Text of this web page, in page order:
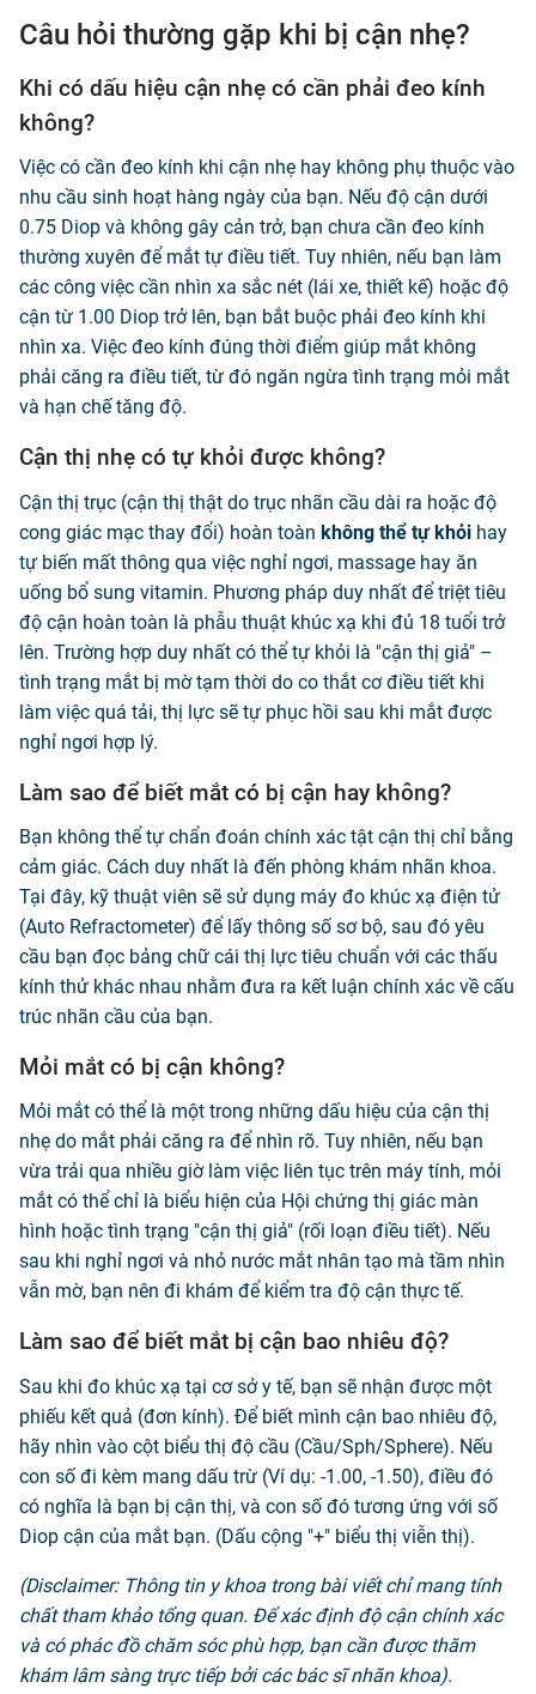
Câu hỏi thường gặp khi bị cận nhẹ?
Khi có dấu hiệu cận nhẹ có cần phải đeo kính
không?
Việc có cần đeo kính khi cận nhẹ hay không phụ thuộc vào
nhu cầu sinh hoạt hàng ngày của bạn. Nếu độ cận dưới
0.75 Diop và không gây cản trở, bạn chưa cần đeo kính
thường xuyên để mắt tự điều tiết. Tuy nhiên, nếu bạn làm
các công việc cần nhìn xa sắc nét (lái xe, thiết kế) hoặc độ
cận từ 1.00 Diop trở lên, bạn bắt buộc phải đeo kính khi
nhìn xa. Việc đeo kính đúng thời điểm giúp mắt không
phải căng ra điều tiết, từ đó ngăn ngừa tình trạng mỏi mắt
và hạn chế tăng độ.
Cận thị nhẹ có tự khỏi được không?
Cận thị trục (cận thị thật do trục nhãn cầu dài ra hoặc độ
cong giác mạc thay đổi) hoàn toàn không thể tự khỏi hay
tự biến mất thông qua việc nghỉ ngơi, massage hay ăn
uống bổ sung vitamin. Phương pháp duy nhất để triệt tiêu
độ cận hoàn toàn là phẫu thuật khúc xạ khi đủ 18 tuổi trở
lên. Trường hợp duy nhất có thể tự khỏi là "cận thị giả" –
tình trạng mắt bị mờ tạm thời do co thắt cơ điều tiết khi
làm việc quá tải, thị lực sẽ tự phục hồi sau khi mắt được
nghỉ ngơi hợp lý.
Làm sao để biết mắt có bị cận hay không?
Bạn không thể tự chẩn đoán chính xác tật cận thị chỉ bằng
cảm giác. Cách duy nhất là đến phòng khám nhãn khoa.
Tại đây, kỹ thuật viên sẽ sử dụng máy đo khúc xạ điện tử
(Auto Refractometer) để lấy thông số sơ bộ, sau đó yêu
cầu bạn đọc bảng chữ cái thị lực tiêu chuẩn với các thấu
kính thử khác nhau nhằm đưa ra kết luận chính xác về cấu
trúc nhãn cầu của bạn.
Mỏi mắt có bị cận không?
Mỏi mắt có thể là một trong những dấu hiệu của cận thị
nhẹ do mắt phải căng ra để nhìn rõ. Tuy nhiên, nếu bạn
vừa trải qua nhiều giờ làm việc liên tục trên máy tính, mỏi
mắt có thể chỉ là biểu hiện của Hội chứng thị giác màn
hình hoặc tình trạng "cận thị giả" (rối loạn điều tiết). Nếu
sau khi nghỉ ngơi và nhỏ nước mắt nhân tạo mà tầm nhìn
vẫn mờ, bạn nên đi khám để kiểm tra độ cận thực tế.
Làm sao để biết mắt bị cận bao nhiêu độ?
Sau khi đo khúc xạ tại cơ sở y tế, bạn sẽ nhận được một
phiếu kết quả (đơn kính). Để biết mình cận bao nhiêu độ,
hãy nhìn vào cột biểu thị độ cầu (Cầu/Sph/Sphere). Nếu
con số đi kèm mang dấu trừ (Ví dụ: -1.00, -1.50), điều đó
có nghĩa là bạn bị cận thị, và con số đó tương ứng với số
Diop cận của mắt bạn. (Dấu cộng "+" biểu thị viễn thị).
(Disclaimer: Thông tin y khoa trong bài viết chỉ mang tính
chất tham khảo tổng quan. Để xác định độ cận chính xác
và có phác đồ chăm sóc phù hợp, bạn cần được thăm
khám lâm sàng trực tiếp bởi các bác sĩ nhãn khoa).